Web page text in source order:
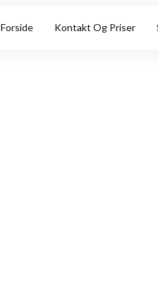
Forside Kontakt Og Priser